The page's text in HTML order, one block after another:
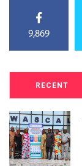
9,869
RECENT